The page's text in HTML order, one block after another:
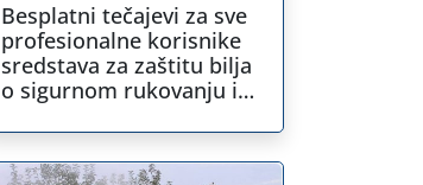
Besplatni tečajevi za sve
profesionalne korisnike
sredstava za zaštitu bilja
o sigurnom rukovanju i
pesticida